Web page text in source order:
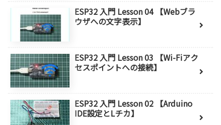
ESP32 入門 Lesson 04 【Webブラ
ウザへの文字表示】
ESP32 入門 Lesson 03 【Wi-Fiアク
セスポイントへの接続】
ESP32 入門 Lesson 02 【Arduino
IDE設定とLチカ】